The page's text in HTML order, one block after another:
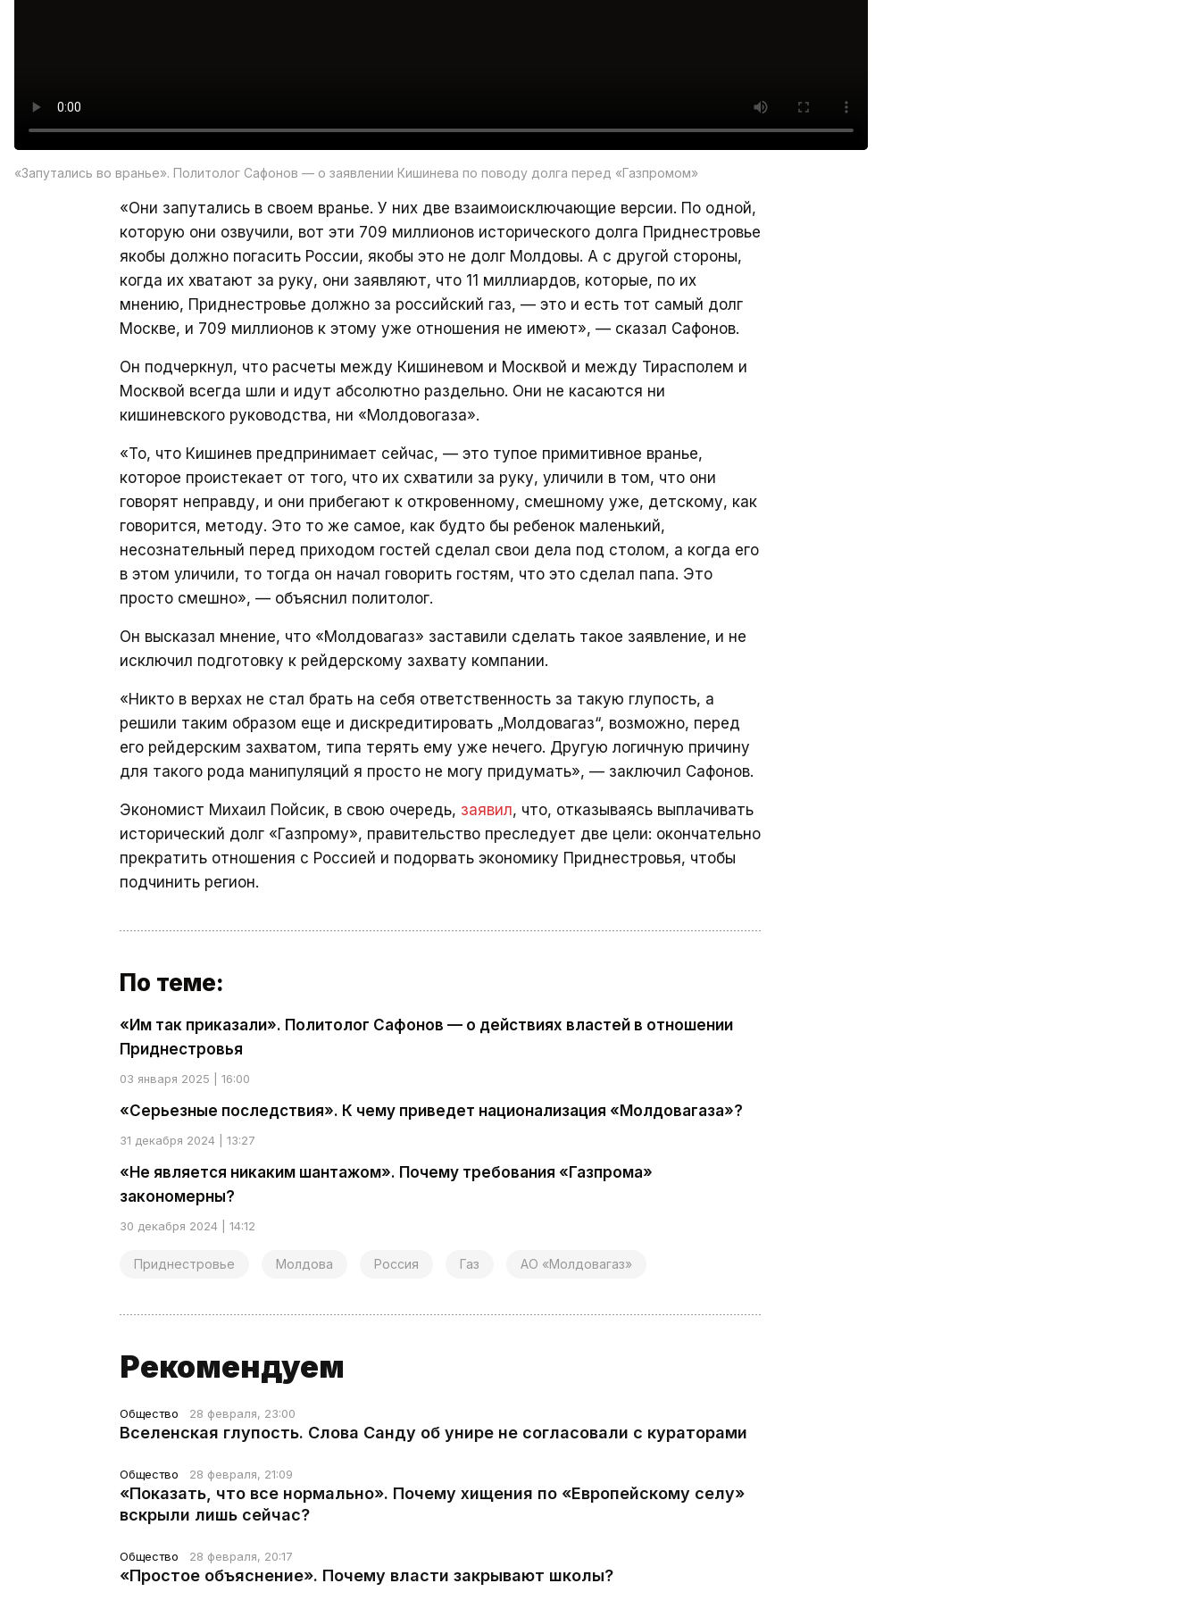
«Запутались во вранье». Политолог Сафонов — о заявлении Кишинева по поводу долга перед «Газпромом»
«Они запутались в своем вранье. У них две взаимоисключающие версии. По одной,
которую они озвучили, вот эти 709 миллионов исторического долга Приднестровье
якобы должно погасить России, якобы это не долг Молдовы. А с другой стороны,
когда их хватают за руку, они заявляют, что 11 миллиардов, которые, по их
мнению, Приднестровье должно за российский газ, — это и есть тот самый долг
Москве, и 709 миллионов к этому уже отношения не имеют», — сказал Сафонов.
Он подчеркнул, что расчеты между Кишиневом и Москвой и между Тирасполем и
Москвой всегда шли и идут абсолютно раздельно. Они не касаются ни
кишиневского руководства, ни «Молдовогаза».
«То, что Кишинев предпринимает сейчас, — это тупое примитивное вранье,
которое проистекает от того, что их схватили за руку, уличили в том, что они
говорят неправду, и они прибегают к откровенному, смешному уже, детскому, как
говорится, методу. Это то же самое, как будто бы ребенок маленький,
несознательный перед приходом гостей сделал свои дела под столом, а когда его
в этом уличили, то тогда он начал говорить гостям, что это сделал папа. Это
просто смешно», — объяснил политолог.
Он высказал мнение, что «Молдовагаз» заставили сделать такое заявление, и не
исключил подготовку к рейдерскому захвату компании.
«Никто в верхах не стал брать на себя ответственность за такую глупость, а
решили таким образом еще и дискредитировать „Молдовагаз“, возможно, перед
его рейдерским захватом, типа терять ему уже нечего. Другую логичную причину
для такого рода манипуляций я просто не могу придумать», — заключил Сафонов.
Экономист Михаил Пойсик, в свою очередь, заявил, что, отказываясь выплачивать
исторический долг «Газпрому», правительство преследует две цели: окончательно
прекратить отношения с Россией и подорвать экономику Приднестровья, чтобы
подчинить регион.
По теме:
«Им так приказали». Политолог Сафонов — о действиях властей в отношении
Приднестровья
03 января 2025 | 16:00
«Серьезные последствия». К чему приведет национализация «Молдовагаза»?
31 декабря 2024 | 13:27
«Не является никаким шантажом». Почему требования «Газпрома»
закономерны?
30 декабря 2024 | 14:12
Приднестровье Молдова Россия Газ АО «Молдовагаз»
Рекомендуем
Общество 28 февраля, 23:00
Вселенская глупость. Слова Санду об унире не согласовали с кураторами
Общество 28 февраля, 21:09
«Показать, что все нормально». Почему хищения по «Европейскому селу»
вскрыли лишь сейчас?
Общество 28 февраля, 20:17
«Простое объяснение». Почему власти закрывают школы?